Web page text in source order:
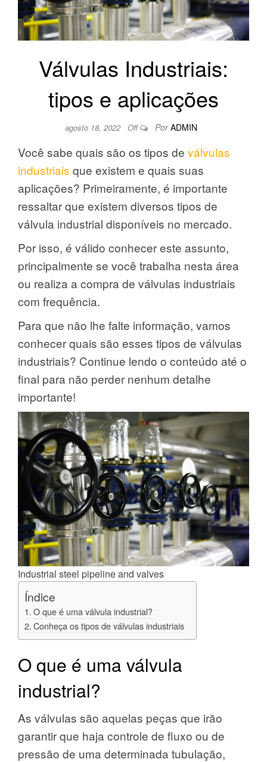
Válvulas Industriais:
tipos e aplicações
agosto 18, 2022 Off Por ADMIN
Você sabe quais são os tipos de válvulas
industriais que existem e quais suas
aplicações? Primeiramente, é importante
ressaltar que existem diversos tipos de
válvula industrial disponíveis no mercado.
Por isso, é válido conhecer este assunto,
principalmente se você trabalha nesta área
ou realiza a compra de válvulas industriais
com frequência.
Para que não lhe falte informação, vamos
conhecer quais são esses tipos de válvulas
industriais? Continue lendo o conteúdo até o
final para não perder nenhum detalhe
importante!
Industrial steel pipeline and valves
Índice
O que é uma válvula industrial?
Conheça os tipos de válvulas industriais
O que é uma válvula
industrial?
As válvulas são aquelas peças que irão
garantir que haja controle de fluxo ou de
pressão de uma determinada tubulação,